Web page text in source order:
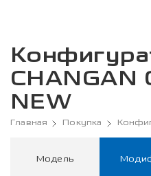
CHANGAN
NEW
Главная Покупка
Модель